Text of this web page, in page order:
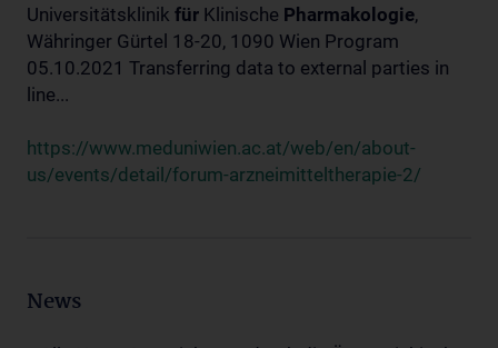
Universitätsklinik für Klinische Pharmakologie,
Währinger Gürtel 18-20, 1090 Wien Program
05.10.2021 Transferring data to external parties in
line...
https://www.meduniwien.ac.at/web/en/about-
us/events/detail/forum-arzneimitteltherapie-2/
News